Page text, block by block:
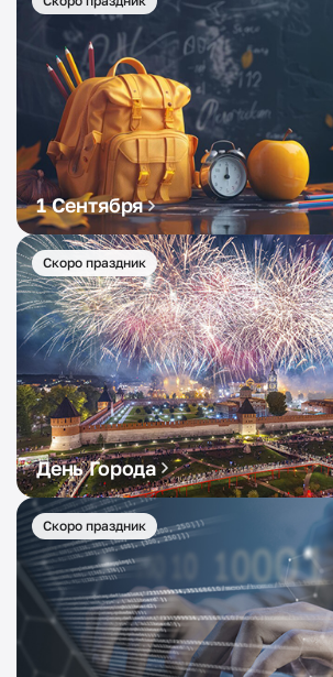
1 Сентября
Скоро праздник
День Города
Скоро праздник